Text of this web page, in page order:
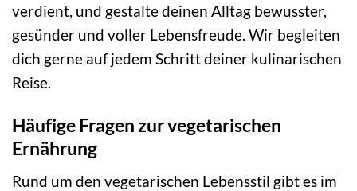
verdient, und gestalte deinen Alltag bewusster,
gesünder und voller Lebensfreude. Wir begleiten
dich gerne auf jedem Schritt deiner kulinarischen
Reise.
Häufige Fragen zur vegetarischen
Ernährung
Rund um den vegetarischen Lebensstil gibt es im